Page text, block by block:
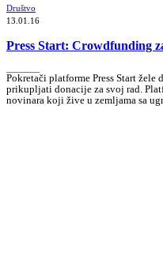
Društvo
13.01.16
Press Start: Crowdfunding
Pokretači platforme Press Start žele
prikupljati donacije za svoj rad.
novinara koji žive u zemljama sa